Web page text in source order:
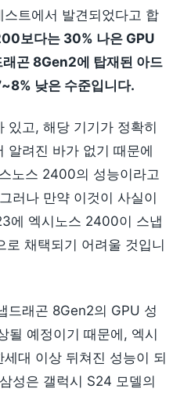
트에서 발견되었다고 합
보다는 30% 나은 GPU
곤 8Gen2에 탑재된 아드
낮은 수준입니다.
있고, 해당 기기가 정확히
알려진 바가 없기 때문에
노스 2400의 성능이라고
러나 만약 이것이 사실이
에 엑시노스 2400이 스냅
채택되기 어려울 것입니
드래곤 8Gen2의 GPU 성
될 예정이기 때문에, 엑시
대 이상 뒤쳐진 성능이 되
성은 갤럭시 S24 모델의